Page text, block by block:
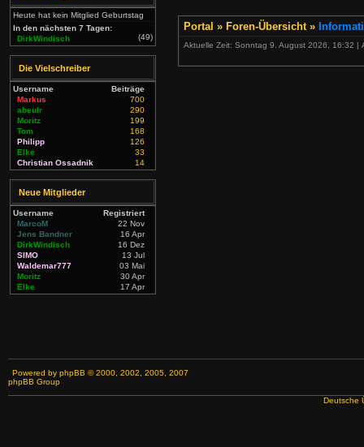
Heute hat kein Mitglied Geburtstag
In den nächsten 7 Tagen:
DirkWindisch
(49)
Die Vielschreiber
Username
Beiträge
Markus
700
abeulr
290
Moritz
199
Tom
168
Philipp
126
Elke
33
Christian Ossadnik
14
Neue Mitglieder
Username
Registriert
MarcoM
22 Nov
Jens Bandner
16 Apr
DirkWindisch
16 Dez
SIMO
13 Jul
Waldemar777
03 Mai
Moritz
30 Apr
Elke
17 Apr
Portal » Foren-Übersicht»
Aktuelle Zeit: Sonntag 9. August 2026, 16:32 |
Powered by phpBB © 2000, 2002, 2005, 2007
phpBB Group
Deutsche